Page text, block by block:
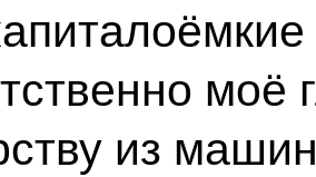
моё
из